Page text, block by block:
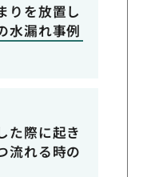
りを放置し
水漏れ事例
た際に起き
流れる時の